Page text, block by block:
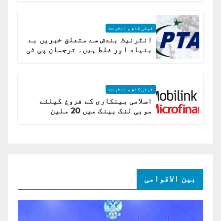
ٹیلی کام و انٹرنٹ
انٹرنیٹ بندش سے متعلق خبریں بے
بنیاد اور غلط ہیں۔ ترجمان پی ٹی
ٹیلی کام و انٹرنٹ
اسلامی بینکاری کے فروغ کیلئے
موبی لنک بینک میں 20 ملین
بین الاقوامی